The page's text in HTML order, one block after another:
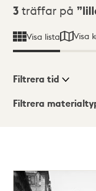
Sökresultat
3 träffar på
Visa lista Visa
Visningsläge
Filtrera tid
Filtrera